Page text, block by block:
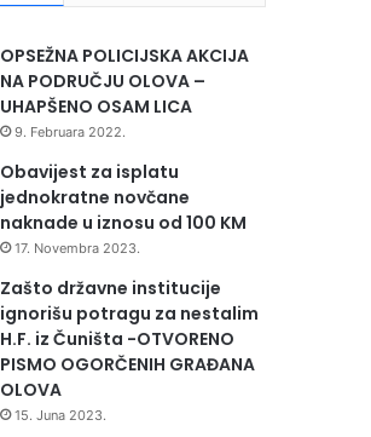
OPSEŽNA POLICIJSKA AKCIJA
NA PODRUČJU OLOVA –
UHAPŠENO OSAM LICA
9. Februara 2022.
Obavijest za isplatu
jednokratne novčane
naknade u iznosu od 100 KM
17. Novembra 2023.
Zašto državne institucije
ignorišu potragu za nestalim
H.F. iz Čuništa -OTVORENO
PISMO OGORČENIH GRAĐANA
OLOVA
15. Juna 2023.